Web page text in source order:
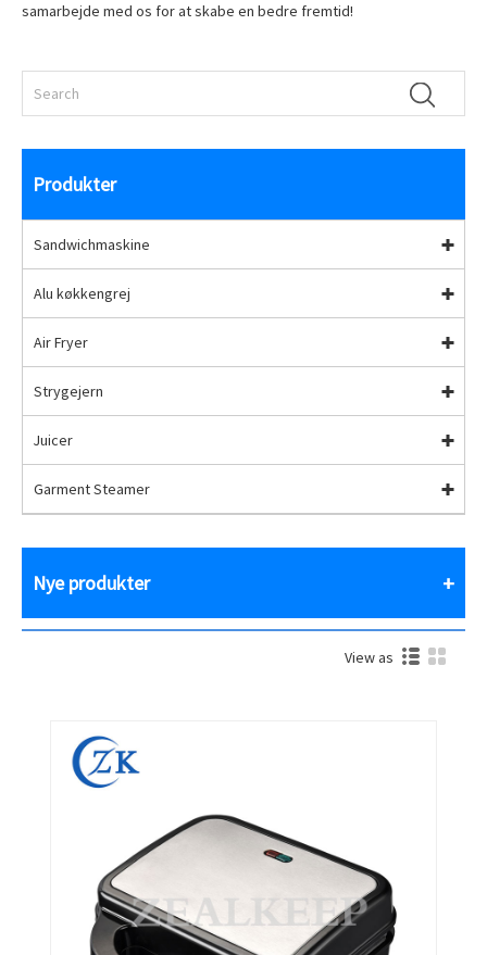
samarbejde med os for at skabe en bedre fremtid!
Produkter
Sandwichmaskine
Alu køkkengrej
Air Fryer
Strygejern
Juicer
Garment Steamer
Nye produkter
View as